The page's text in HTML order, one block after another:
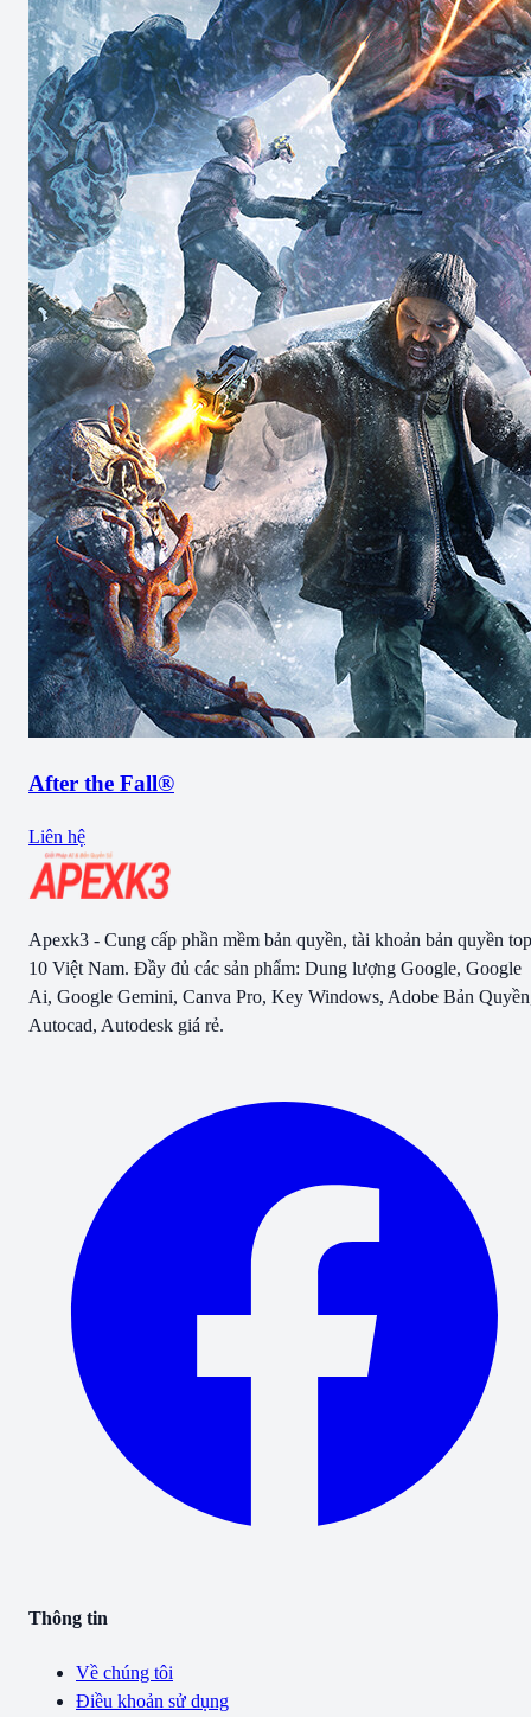
After the Fall®
Liên hệ
Apexk3 - Cung cấp phần mềm bản quyền, tài khoản bản quyền top
10 Việt Nam. Đầy đủ các sản phẩm: Dung lượng Google, Google
Ai, Google Gemini, Canva Pro, Key Windows, Adobe Bản
Autocad, Autodesk giá rẻ.
Thông tin
Về chúng tôi
Điều khoản sử dụng